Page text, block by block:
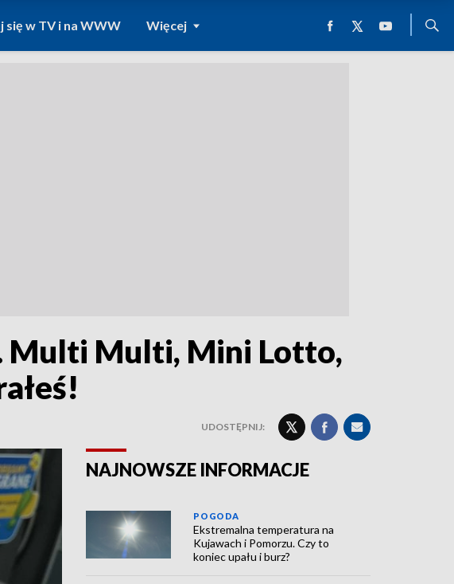
się w TV i na WWW Więcej
Multi Multi, Mini Lotto,
UDOSTĘPNIJ:
NAJNOWSZE INFORMACJE
POGODA
Ekstremalna temperatura na
Kujawach i Pomorzu. Czy to
koniec upału i burz?